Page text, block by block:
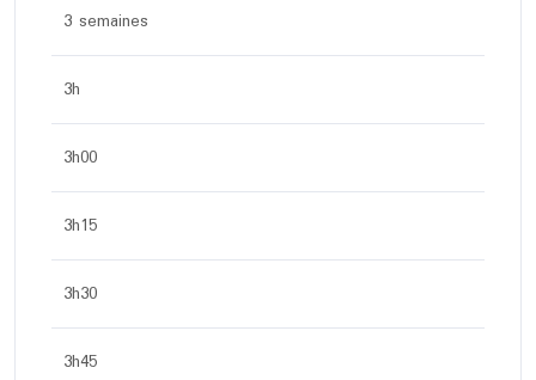
3 semaines
3h
3h00
3h15
3h30
3h45